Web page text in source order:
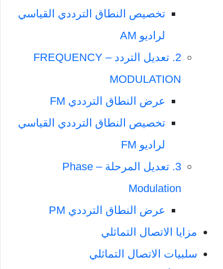
تخصيص النطاق الترددي القياسي
لراديو AM
2. تعديل التردد – FREQUENCY
MODULATION
عرض النطاق الترددي FM
تخصيص النطاق الترددي القياسي
لراديو FM
3. تعديل المرحلة – Phase
Modulation
عرض النطاق الترددي PM
مزايا الاتصال التماثلي
سلبيات الاتصال التماثلي